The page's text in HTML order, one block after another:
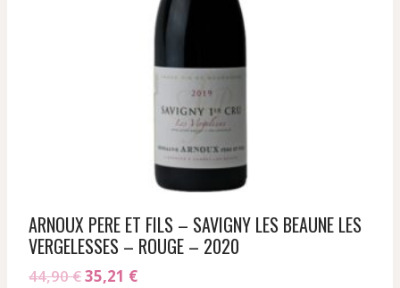
ARNOUX PERE ET FILS – SAVIGNY LES BEAUNE LES
VERGELESSES – ROUGE – 2020
44,90€Le
35,21 €Le